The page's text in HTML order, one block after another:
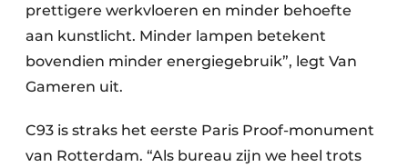
prettigere werkvloeren en minder behoefte
aan kunstlicht. Minder lampen betekent
bovendien minder energiegebruik”, legt Van
Gameren uit.
C93 is straks het eerste Paris Proof-monument
van Rotterdam. “Als bureau zijn we heel trots